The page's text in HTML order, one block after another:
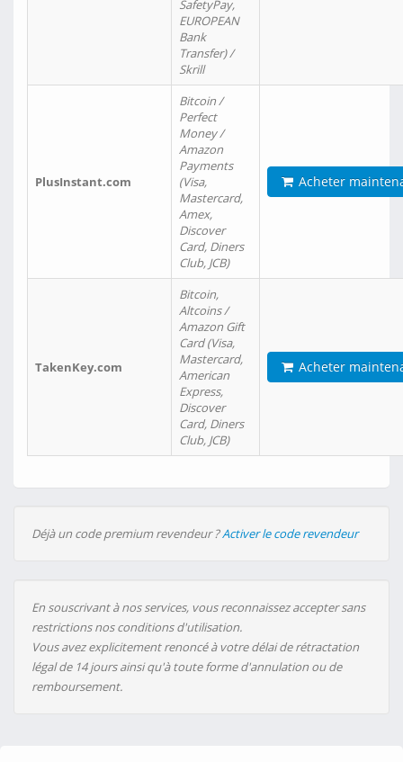
SafetyPay,
EUROPEAN
Bank
Transfer) /
Skrill
PlusInstant.com
Bitcoin /
Perfect
Money /
Amazon
Payments
(Visa,
Mastercard,
Amex,
Discover
Card, Diners
Club, JCB)
Acheter
TakenKey.com
Bitcoin,
Altcoins /
Amazon Gift
Card (Visa,
Mastercard,
American
Express,
Discover
Card, Diners
Club, JCB)
Acheter
Déjà un code premium revendeur ?Activer le code revendeur
En souscrivant à nos services, vous reconnaissez accepter sans
restrictions nos conditions d'utilisation.
Vous avez explicitement renoncé à votre délai de rétractation
légal de 14 jours ainsi qu'à toute forme d'annulation ou de
remboursement.